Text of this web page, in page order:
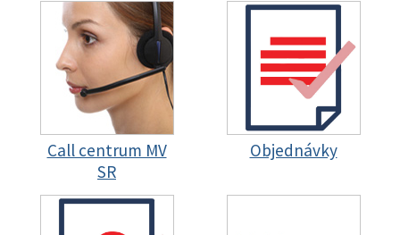
Call centrum MV
SR
Objednávky